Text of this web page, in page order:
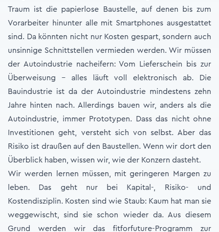
Traum ist die papierlose Baustelle, auf denen bis zum
Vorarbeiter hinunter alle mit Smartphones ausgestattet
sind. Da könnten nicht nur Kosten gespart, sondern auch
unsinnige Schnittstellen vermieden werden. Wir müssen
der Autoindustrie nacheifern: Vom Lieferschein bis zur
Überweisung – alles läuft voll elektronisch ab. Die
Bauindustrie ist da der Autoindustrie mindestens zehn
Jahre hinten nach. Allerdings bauen wir, anders als die
Autoindustrie, immer Prototypen. Dass das nicht ohne
Investitionen geht, versteht sich von selbst. Aber das
Risiko ist draußen auf den Baustellen. Wenn wir dort den
Überblick haben, wissen wir, wie der Konzern dasteht.
Wir werden lernen müssen, mit geringeren Margen zu
leben. Das geht nur bei Kapital-, Risiko- und
Kostendisziplin. Kosten sind wie Staub: Kaum hat man sie
weggewischt, sind sie schon wieder da. Aus diesem
Grund werden wir das fitforfuture-Programm zur